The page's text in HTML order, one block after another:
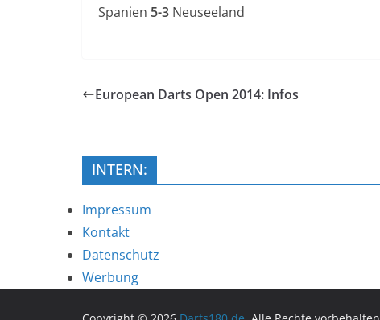
Spanien 5-3 Neuseeland
European Darts Open 2014: Infos
INTERN:
Impressum
Kontakt
Datenschutz
Werbung